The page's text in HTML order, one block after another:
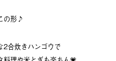
の形♪
2合炊きハンゴウで